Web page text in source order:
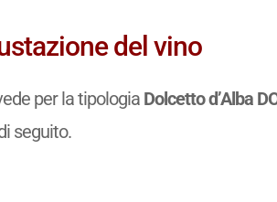
del vino
per la tipologia Dolcetto d’Alba
seguito.